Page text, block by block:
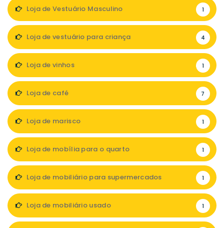
Loja de Vestuário Masculino 1
Loja de vestuário para criança 4
Loja de vinhos 1
Loja de café 7
Loja de marisco 1
Loja de mobília para o quarto 1
Loja de mobiliário para supermercados 1
Loja de mobiliário usado 1